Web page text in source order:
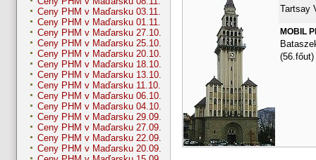
Ceny PHM v Maďarsku 03.11.
Ceny PHM v Maďarsku 01.11.
Ceny PHM v Maďarsku 27.10.
Ceny PHM v Maďarsku 25.10.
Ceny PHM v Maďarsku 20.10.
Ceny PHM v Maďarsku 18.10.
Ceny PHM v Maďarsku 13.10.
Ceny PHM v Maďarsku 11.10.
Ceny PHM v Maďarsku 06.10.
Ceny PHM v Maďarsku 04.10.
Ceny PHM v Maďarsku 29.09.
Ceny PHM v Maďarsku 27.09.
Ceny PHM v Maďarsku 22.09.
Ceny PHM v Maďarsku 20.09.
Tartsay
MOBIL
(56.főut)